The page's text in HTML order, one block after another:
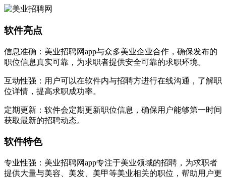
软件亮点
信息准确：美业招聘网app与众多美业企业合作，确保发布的
职位信息真实可靠，为求职者提供安全可靠的求职环境。
互动性强：用户可以在软件内与招聘方进行在线沟通，了解职
位详情，提高求职成功率。
定期更新：软件会定期更新职位信息，确保用户能够第一时间
获取最新的招聘动态。
软件特色
专业性强：美业招聘网app专注于美业领域的招聘，为求职者
提供大量与美容、美发、美甲等美业相关的职位，帮助用户更